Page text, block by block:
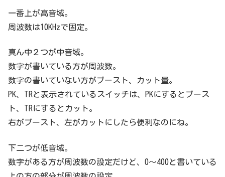
一番上が高音域。
周波数は10KHzで固定。
真ん中２つが中音域。
数字が書いている方が周波数。
数字の書いていない方がブースト、カット量。
PK、TRと表示されているスイッチは、PKにするとブース
ト、TRにするとカット。
右がブースト、左がカットにしたら便利なのにね。
下二つが低音域。
数字がある方が周波数の設定だけど、0～400と書いている